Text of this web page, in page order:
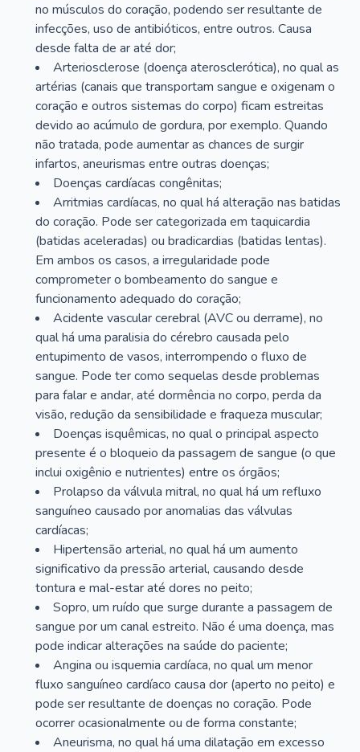
no músculos do coração, podendo ser resultante de
infecções, uso de antibióticos, entre outros. Causa
desde falta de ar até dor;
Arteriosclerose (doença aterosclerótica), no qual as
artérias (canais que transportam sangue e oxigenam o
coração e outros sistemas do corpo) ficam estreitas
devido ao acúmulo de gordura, por exemplo. Quando
não tratada, pode aumentar as chances de surgir
infartos, aneurismas entre outras doenças;
Doenças cardíacas congênitas;
Arritmias cardíacas, no qual há alteração nas batidas
do coração. Pode ser categorizada em taquicardia
(batidas aceleradas) ou bradicardias (batidas lentas).
Em ambos os casos, a irregularidade pode
comprometer o bombeamento do sangue e
funcionamento adequado do coração;
Acidente vascular cerebral (AVC ou derrame), no
qual há uma paralisia do cérebro causada pelo
entupimento de vasos, interrompendo o fluxo de
sangue. Pode ter como sequelas desde problemas
para falar e andar, até dormência no corpo, perda da
visão, redução da sensibilidade e fraqueza muscular;
Doenças isquêmicas, no qual o principal aspecto
presente é o bloqueio da passagem de sangue (o que
inclui oxigênio e nutrientes) entre os órgãos;
Prolapso da válvula mitral, no qual há um refluxo
sanguíneo causado por anomalias das válvulas
cardíacas;
Hipertensão arterial, no qual há um aumento
significativo da pressão arterial, causando desde
tontura e mal-estar até dores no peito;
Sopro, um ruído que surge durante a passagem de
sangue por um canal estreito. Não é uma doença, mas
pode indicar alterações na saúde do paciente;
Angina ou isquemia cardíaca, no qual um menor
fluxo sanguíneo cardíaco causa dor (aperto no peito) e
pode ser resultante de doenças no coração. Pode
ocorrer ocasionalmente ou de forma constante;
Aneurisma, no qual há uma dilatação em excesso